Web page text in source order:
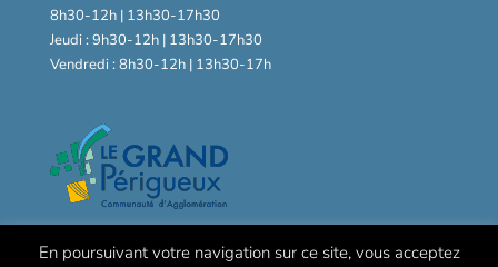
8h30-12h | 13h30-17h30
Jeudi : 9h30-12h | 13h30-17h30
Vendredi : 8h30-12h | 13h30-17h
En poursuivant votre navigation sur ce site, vous acceptez